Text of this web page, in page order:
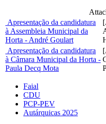
Apresentação da candidatura
à Assembleia Municipal da
Horta - André Goulart
Apresentação da candidatura
à Câmara Municipal da Horta -
Paula Decq Mota
Faial
CDU
PCP-PEV
Autárquicas 2025